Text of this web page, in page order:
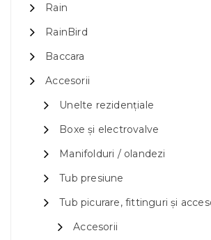
Rain
RainBird
Baccara
Accesorii
Unelte rezidențiale
Boxe și electrovalve
Manifolduri / olandezi
Tub presiune
Tub picurare, fittinguri și
Accesorii